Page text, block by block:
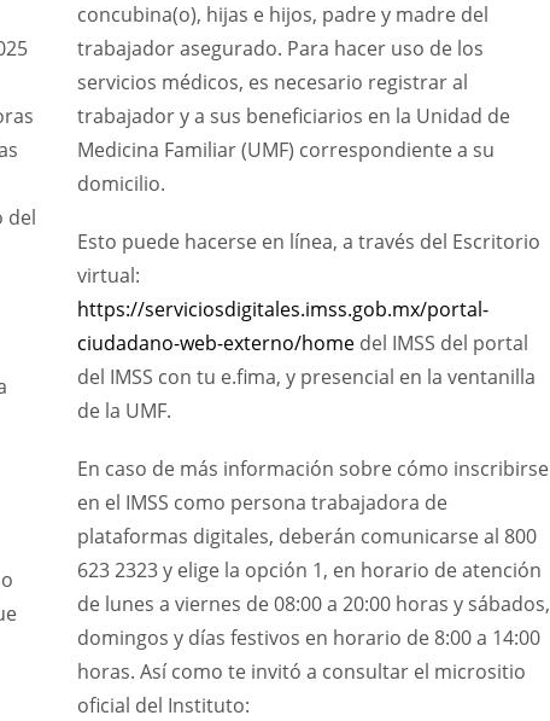
del
concubina(o), hijas e hijos, padre y madre del
trabajador asegurado. Para hacer uso de los
servicios médicos, es necesario registrar al
trabajador y a sus beneficiarios en la Unidad de
Medicina Familiar (UMF) correspondiente a su
domicilio.
Esto puede hacerse en línea, a través del Escritorio
virtual:
https://serviciosdigitales.imss.gob.mx/portal-
ciudadano-web-externo/homedel IMSS del portal
del IMSS con tu e.fima, y presencial en la ventanilla
de la UMF.
En caso de más información sobre cómo inscribirse
en el IMSS como persona trabajadora de
plataformas digitales, deberán comunicarse al 800
623 2323 y elige la opción 1, en horario de atención
de lunes a viernes de 08:00 a 20:00 horas y sábados,
domingos y días festivos en horario de 8:00 a 14:00
horas. Así como te invitó a consultar el micrositio
oficial del Instituto: